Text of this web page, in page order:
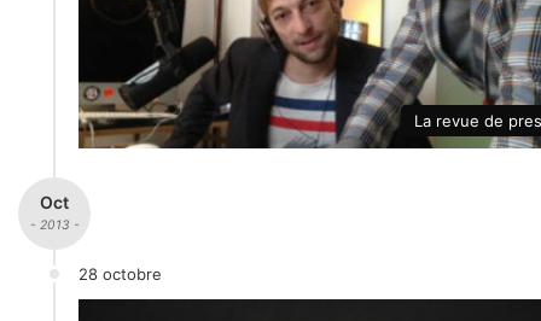
La revue de
Oct
- 2013 -
28 octobre